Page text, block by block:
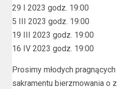
29 I 2023 godz. 19:00
5 III 2023 godz. 19:00
19 III 2023 godz. 19:00
16 IV 2023 godz. 19:00
Prosimy młodych
sakramentu bierzmowania o